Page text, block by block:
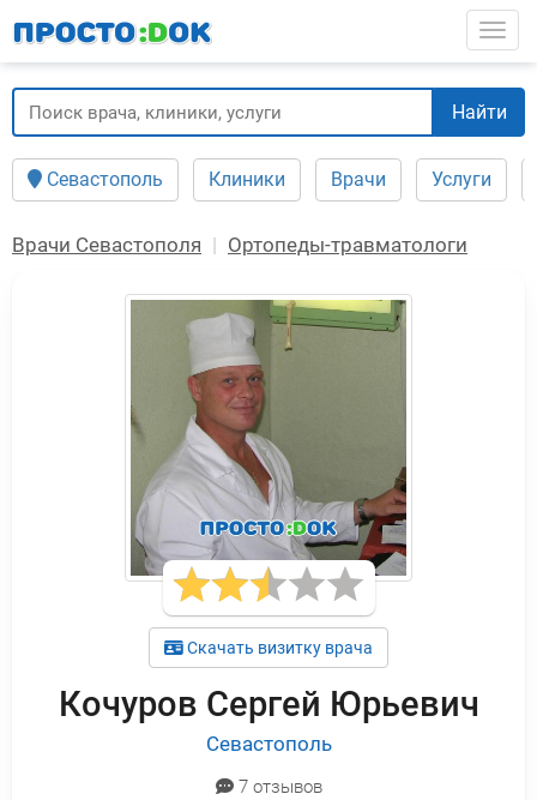
содержанию
Найти
Севастополь Клиники Врачи Услуги
Врачи Севастополя Ортопеды-травматологи
Скачать визитку врача
Кочуров Сергей Юрьевич
Севастополь
7 отзывов